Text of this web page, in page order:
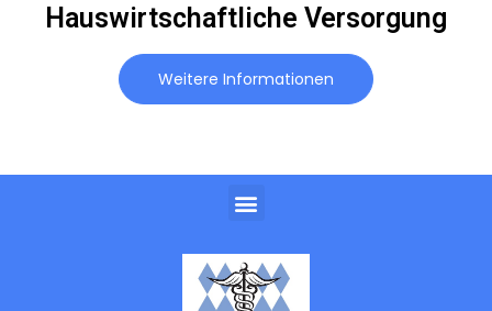
Hauswirtschaftliche Versorgung
Weitere Informationen